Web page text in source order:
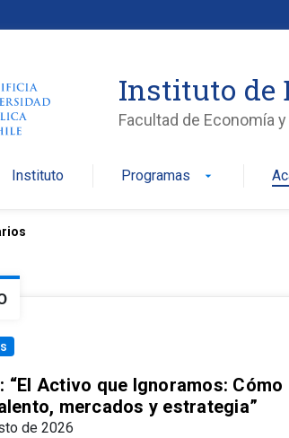
Instituto de
Facultad de Economía
Instituto Programas arrow_drop_down
“El Activo que Ignoramos:
mercados y estrategia”
de 2026